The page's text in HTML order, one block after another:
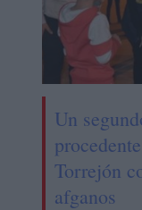
Un
Torrejón
afganos